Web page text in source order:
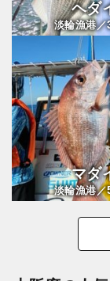
ヘダ
淡輪漁港／
マダ
淡輪漁港／